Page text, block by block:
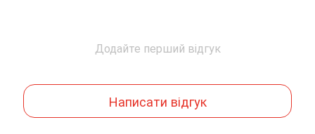
Додайте перший відгук
Написати відгук